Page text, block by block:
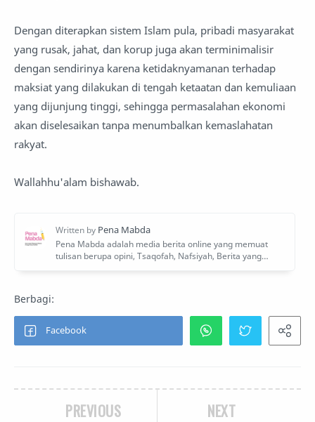
Dengan diterapkan sistem Islam pula, pribadi masyarakat
yang rusak, jahat, dan korup juga akan terminimalisir
dengan sendirinya karena ketidaknyamanan terhadap
maksiat yang dilakukan di tengah ketaatan dan kemuliaan
yang dijunjung tinggi, sehingga permasalahan ekonomi
akan diselesaikan tanpa menumbalkan kemaslahatan
rakyat.
Wallahhu'alam bishawab.
NEXT
PREVIOUS